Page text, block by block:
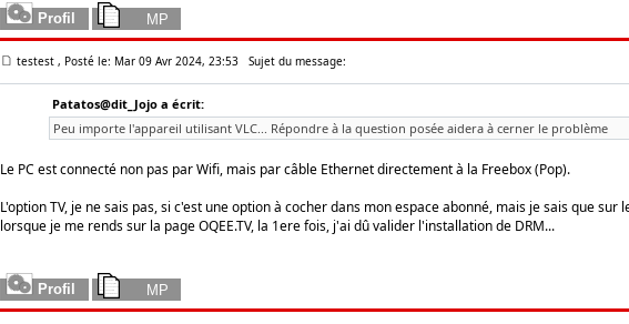
testest , Posté le: Mar 09 Avr 2024, 23:53 Sujet du message:
Patatos@dit_Jojo a écrit:
Peu importe l'appareil utilisant VLC... Répondre à la question posée aidera à cerner le problème
Le PC est connecté non pas par Wifi, mais par câble Ethernet directement à la Freebox (Pop).
L'option TV, je ne sais pas, si c'est une option à cocher dans mon espace abonné, mais je sais que sur
lorsque je me rends sur la page OQEE.TV, la 1ere fois, j'ai dû valider l'installation de DRM...